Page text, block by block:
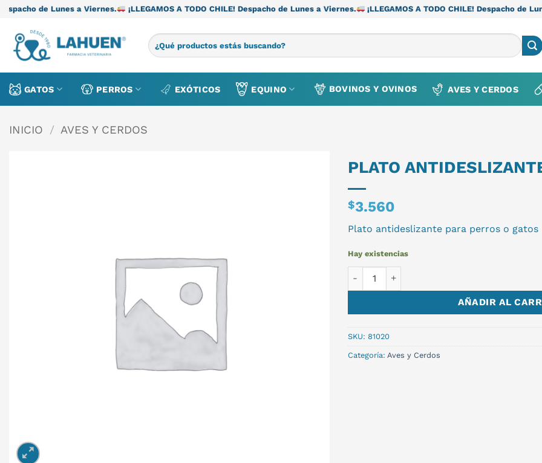
Saltar
contenido
Lunes a Viernes. ¡LLEGAMOS A TODO CHILE! Despacho de Lunes a Viernes. ¡LLEGAMOS A TODO CHILE! Despacho de Lunes a
Buscar
por:
GATOS PERROS EXÓTICOS EQUINO BOVINOS Y OVINOS AVES Y CERDOS
INICIO / AVES Y CERDOS
PLATO
$3.560
Plato antideslizante para perros o gatos
Hay existencias
AÑADIR AL
SKU: 81020
Categoría: Aves y Cerdos